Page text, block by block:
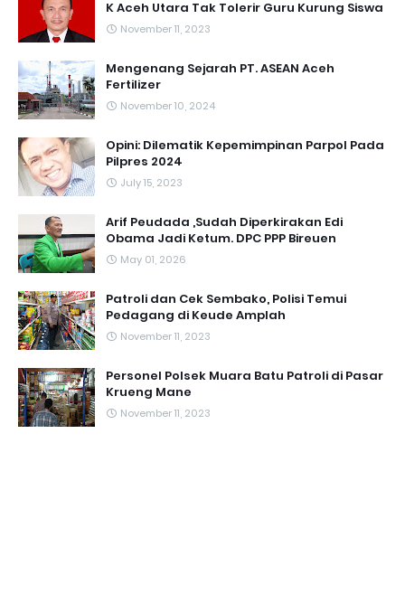
K Aceh Utara Tak Tolerir Guru Kurung Siswa
November 11, 2023
Mengenang Sejarah PT. ASEAN Aceh
Fertilizer
November 10, 2024
Opini: Dilematik Kepemimpinan Parpol Pada
Pilpres 2024
July 15, 2023
Arif Peudada ,Sudah Diperkirakan Edi
Obama Jadi Ketum. DPC PPP Bireuen
May 01, 2026
Patroli dan Cek Sembako, Polisi Temui
Pedagang di Keude Amplah
November 11, 2023
Personel Polsek Muara Batu Patroli di Pasar
Krueng Mane
November 11, 2023